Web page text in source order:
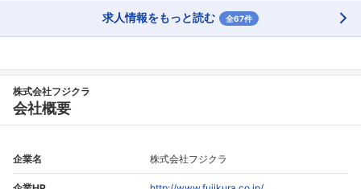
求人情報をもっと読む 全67件
株式会社フジクラ
会社概要
企業名 株式会社フジクラ